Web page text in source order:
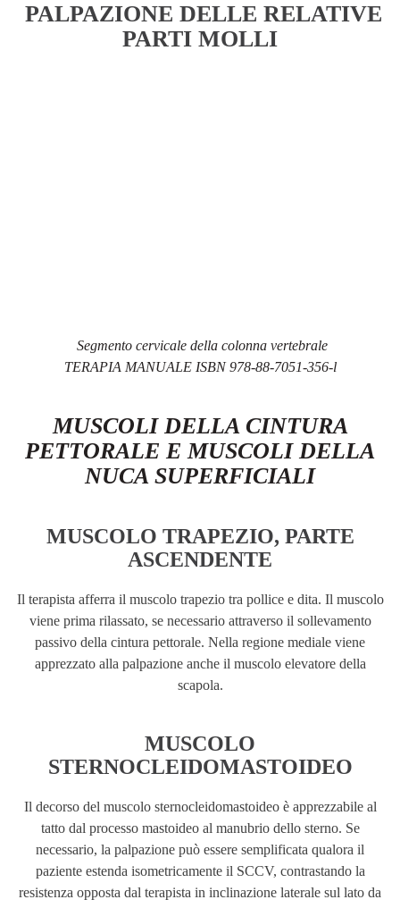
PALPAZIONE DELLE RELATIVE
PARTI MOLLI
Segmento cervicale della colonna vertebrale
TERAPIA MANUALE ISBN 978-88-7051-356-l
MUSCOLI DELLA CINTURA
PETTORALE E MUSCOLI DELLA
NUCA SUPERFICIALI
MUSCOLO TRAPEZIO, PARTE
ASCENDENTE
Il terapista afferra il muscolo trapezio tra pollicee dita. Il muscolo
viene prima rilassato, se necessario attraverso il sollevamento
passivo della cintura pettorale. Nella regio­ne mediale viene
apprezzato alla palpazione ancheil mu­scolo elevatore della
scapola.
MUSCOLO
STERNOCLEIDOMASTOIDEO
Il decorso del muscolo sternocleidomastoideo è apprez­zabile al
tatto dal processo mastoideo al manubrio dello sterno. Se
necessario, la palpazione può essere semplificata qualora il
paziente estenda isometricamente il SCCV, contrastando la
resistenza opposta dal terapista in inclinazione laterale sul lato da